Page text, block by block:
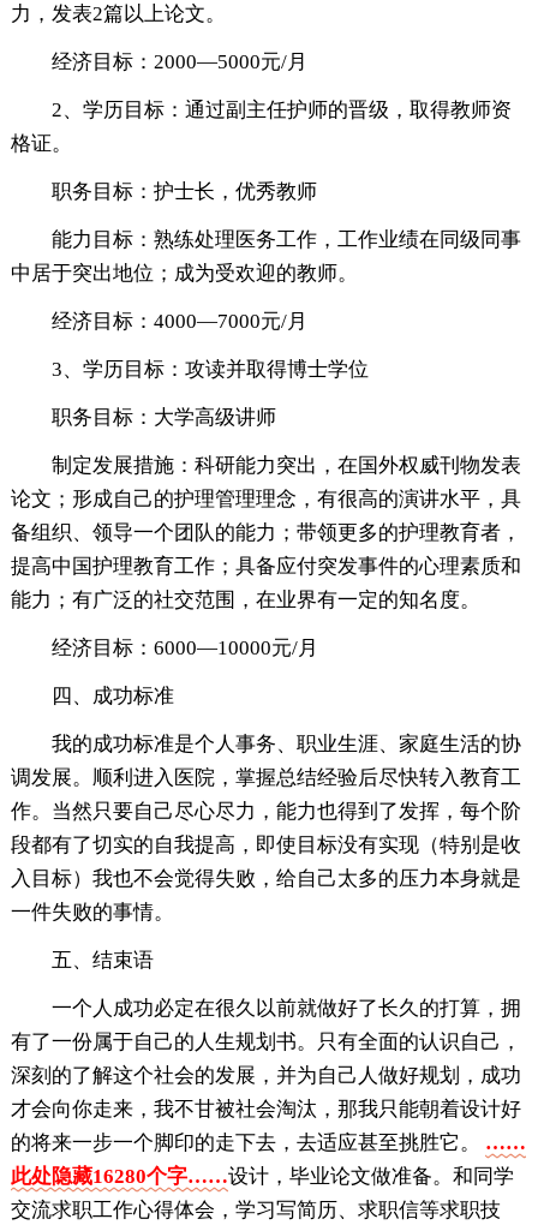
力，发表2篇以上论文。
经济目标：2000—5000元/月
2、学历目标：通过副主任护师的晋级，取得教师资
格证。
职务目标：护士长，优秀教师
能力目标：熟练处理医务工作，工作业绩在同级同事
中居于突出地位；成为受欢迎的教师。
经济目标：4000—7000元/月
3、学历目标：攻读并取得博士学位
职务目标：大学高级讲师
制定发展措施：科研能力突出，在国外权威刊物发表
论文；形成自己的护理管理理念，有很高的演讲水平，具
备组织、领导一个团队的能力；带领更多的护理教育者，
提高中国护理教育工作；具备应付突发事件的心理素质和
能力；有广泛的社交范围，在业界有一定的知名度。
经济目标：6000—10000元/月
四、成功标准
我的成功标准是个人事务、职业生涯、家庭生活的协
调发展。顺利进入医院，掌握总结经验后尽快转入教育工
作。当然只要自己尽心尽力，能力也得到了发挥，每个阶
段都有了切实的自我提高，即使目标没有实现（特别是收
入目标）我也不会觉得失败，给自己太多的压力本身就是
一件失败的事情。
五、结束语
一个人成功必定在很久以前就做好了长久的打算，拥
有了一份属于自己的人生规划书。只有全面的认识自己，
深刻的了解这个社会的发展，并为自己人做好规划，成功
才会向你走来，我不甘被社会淘汰，那我只能朝着设计好
的将来一步一个脚印的走下去，去适应甚至挑胜它。 ……
此处隐藏16280个字……设计，毕业论文做准备。和同学
交流求职工作心得体会，学习写简历、求职信等求职技